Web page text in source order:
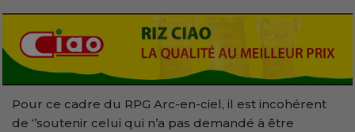
Pour ce cadre du RPG Arc-en-ciel, il est incohérent
de ‘’soutenir celui qui n’a pas demandé à être